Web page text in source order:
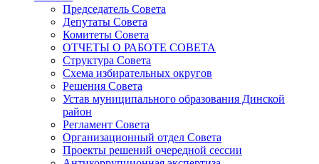
Председатель Совета
Депутаты Совета
Комитеты Совета
ОТЧЕТЫ О РАБОТЕ СОВЕТА
Структура Совета
Схема избирательных округов
Решения Совета
Устав муниципального образования Динской
район
Регламент Совета
Организационный отдел Совета
Проекты решений очередной сессии